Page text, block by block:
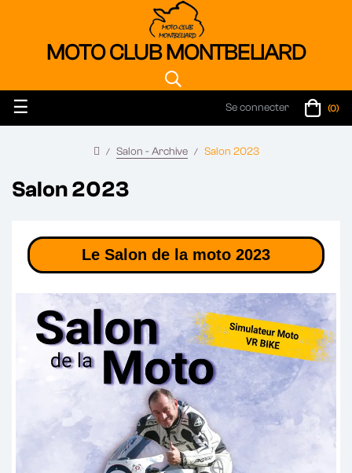
MOTO CLUB MONTBELIARD
Basculer
la
navigation
☰ Se connecter (0)
Salon - Archive Salon 2023
Salon 2023
Le Salon de la moto 2023